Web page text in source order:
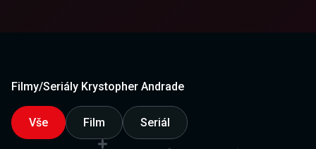
Filmy/Seriály Krystopher Andrade
Vše Film Seriál